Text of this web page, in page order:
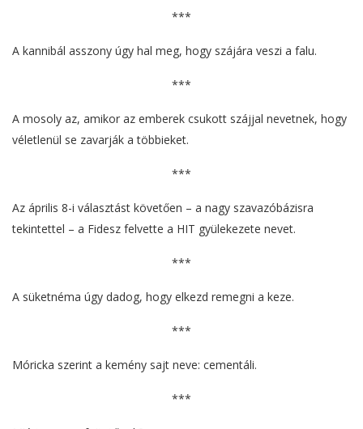
***
A kannibál asszony úgy hal meg, hogy szájára veszi a falu.
***
A mosoly az, amikor az emberek csukott szájjal nevetnek, hogy
véletlenül se zavarják a többieket.
***
Az április 8-i választást követően – a nagy szavazóbázisra
tekintettel – a Fidesz felvette a HIT gyülekezete nevet.
***
A süketnéma úgy dadog, hogy elkezd remegni a keze.
***
Móricka szerint a kemény sajt neve: cementáli.
***